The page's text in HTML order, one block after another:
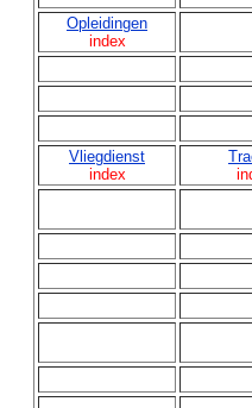
Opleidingen
index
Vliegdienst
index